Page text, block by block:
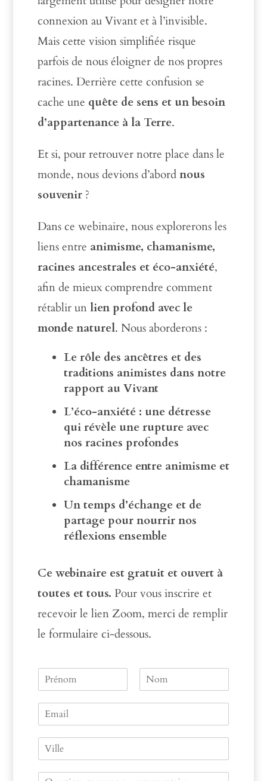
connexion au Vivant et à l’invisible.
Mais cette vision simplifiée risque
parfois de nous éloigner de nos propres
racines. Derrière cette confusion se
cache une quête de sens et un besoin
d’appartenance à la Terre.
Et si, pour retrouver notre place dans le
monde, nous devions d’abord nous
souvenir ?
Dans ce webinaire, nous explorerons les
liens entre animisme, chamanisme,
racines ancestrales et éco-anxiété,
afin de mieux comprendre comment
rétablir un lien profond avec le
monde naturel. Nous aborderons :
Le rôle des ancêtres et des
traditions animistes dans notre
rapport au Vivant
L’éco-anxiété : une détresse
qui révèle une rupture avec
nos racines profondes
La différence entre animisme et
chamanisme
Un temps d’échange et de
partage pour nourrir nos
réflexions ensemble
Ce webinaire est gratuit et ouvert à
toutes et tous. Pour vous inscrire et
recevoir le lien Zoom, merci de remplir
le formulaire ci-dessous.
N
r
n
o
m